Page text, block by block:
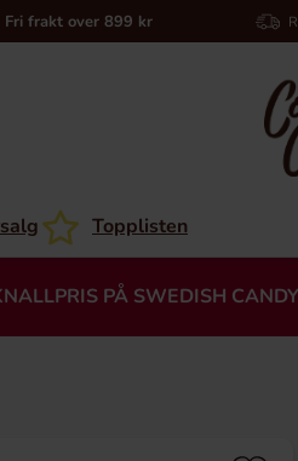
Fri frakt over 899 kr
Topplisten
PÅ SWEDISH